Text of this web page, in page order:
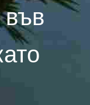
във